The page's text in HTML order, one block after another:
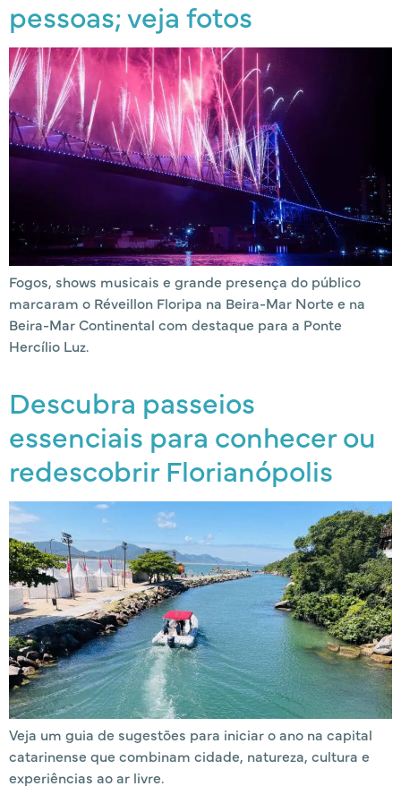
pessoas; veja fotos
Fogos, shows musicais e grande presença do público
marcaram o Réveillon Floripa na Beira-Mar Norte e na
Beira-Mar Continental com destaque para a Ponte
Hercílio Luz.
Descubra passeios
essenciais para conhecer ou
redescobrir Florianópolis
Veja um guia de sugestões para iniciar o ano na capital
catarinense que combinam cidade, natureza, cultura e
experiências ao ar livre.